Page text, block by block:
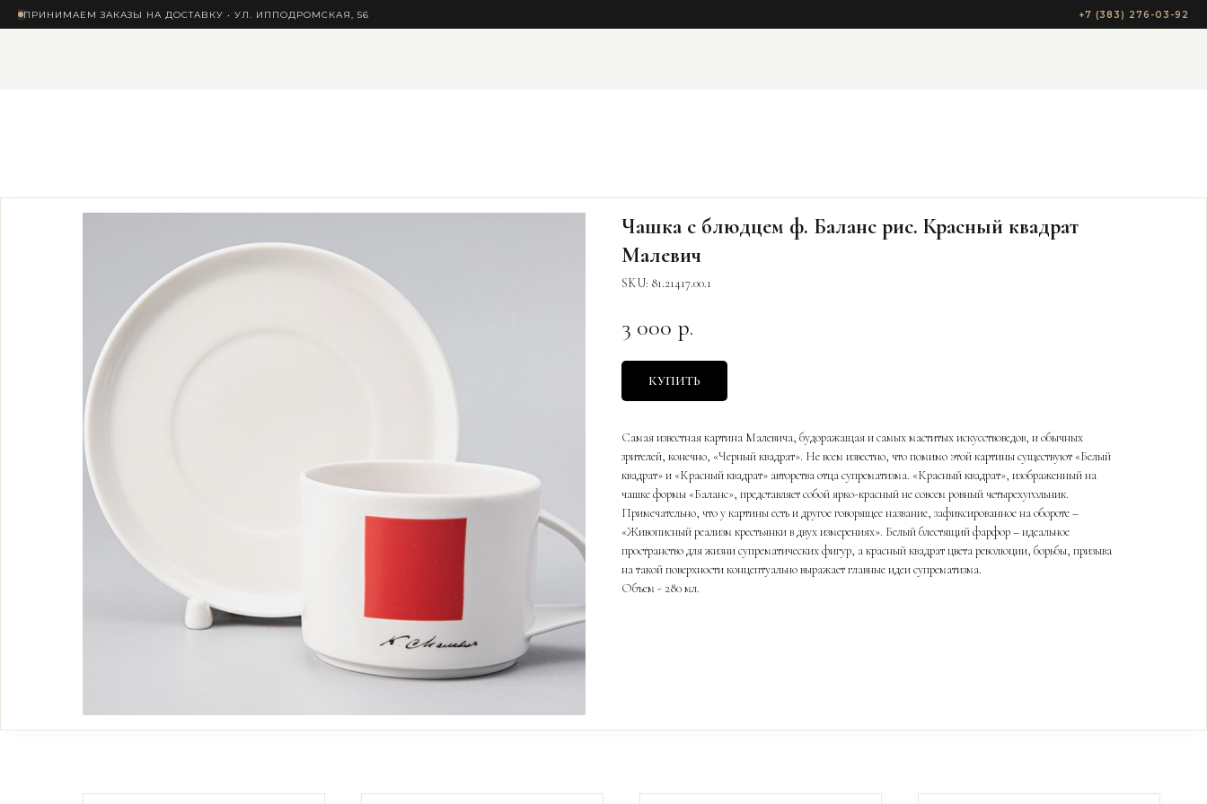
ПРИНИМАЕМ ЗАКАЗЫ НА ДОСТАВКУ • УЛ. ИППОДРОМСКАЯ, 56 +7 (383) 276-03-92
Чашка с блюдцем ф. Баланс рис. Красный квадрат
Малевич
SKU: 81.21417.00.1
3 000 р.
КУПИТЬ
Самая известная картина Малевича, будоражащая и самых маститых искусствоведов, и обычных
зрителей, конечно, «Черный квадрат». Не всем известно, что помимо этой картины существуют «Белый
квадрат» и «Красный квадрат» авторства отца супрематизма. «Красный квадрат», изображенный на
чашке формы «Баланс», представляет собой ярко-красный не совсем ровный четырехугольник.
Примечательно, что у картины есть и другое говорящее название, зафиксированное на обороте –
«Живописный реализм крестьянки в двух измерениях». Белый блестящий фарфор – идеальное
пространство для жизни супрематических фигур, а красный квадрат цвета революции, борьбы, призыва
на такой поверхности концептуально выражает главные идеи супрематизма.
Объем - 280 мл.